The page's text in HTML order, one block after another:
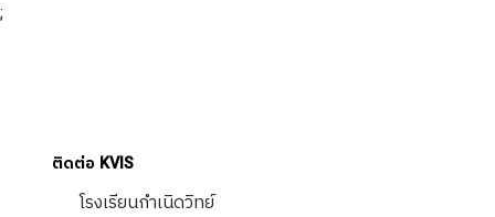
;
ติดต่อ KVIS
โรงเรียนกำเนิดวิทย์